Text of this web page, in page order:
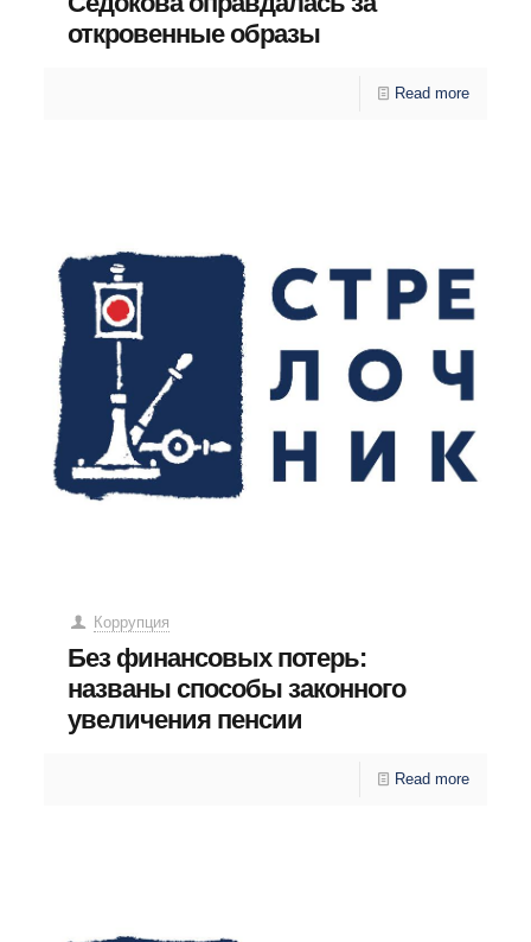
откровенные образы
Read more
Коррупция
Без финансовых потерь:
названы способы законного
увеличения пенсии
Read more